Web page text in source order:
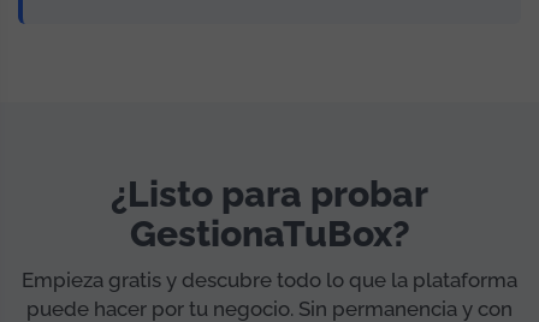
¿Listo para probar
GestionaTuBox?
Empieza gratis y descubre todo lo que la plataforma
puede hacer por tu negocio. Sin permanencia y con